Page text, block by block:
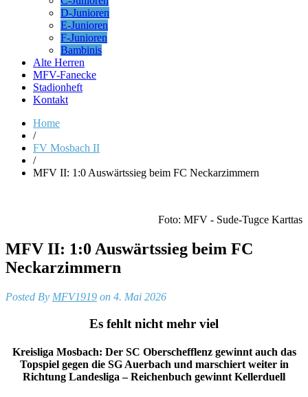
D-Junioren
E-Junioren
F-Junioren
Bambinis
Alte Herren
MFV-Fanecke
Stadionheft
Kontakt
Home
/
FV Mosbach II
/
MFV II: 1:0 Auswärtssieg beim FC Neckarzimmern
Foto: MFV - Sude-Tugce Karttas
MFV II: 1:0 Auswärtssieg beim FC
Neckarzimmern
Posted By MFV1919 on 4. Mai 2026
Es fehlt nicht mehr viel
Kreisliga Mosbach: Der SC Oberschefflenz gewinnt auch das
Topspiel gegen die SG Auerbach und marschiert weiter in
Richtung Landesliga – Reichenbuch gewinnt Kellerduell